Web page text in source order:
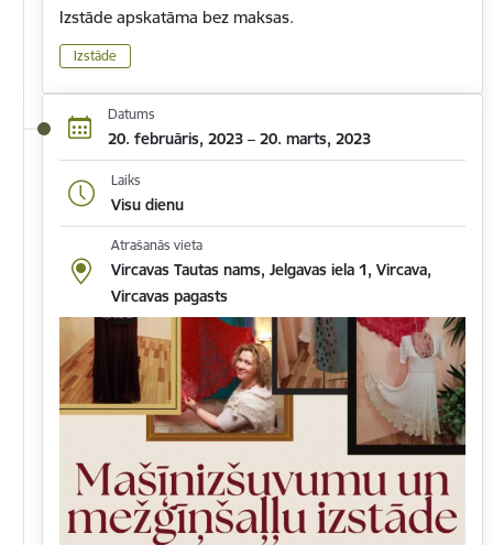
Izstāde apskatāma bez maksas.
Izstāde
Datums
20. februāris, 2023 – 20. marts, 2023
Laiks
Visu dienu
Atrašanās vieta
Vircavas Tautas nams, Jelgavas iela 1, Vircava,
Vircavas pagasts